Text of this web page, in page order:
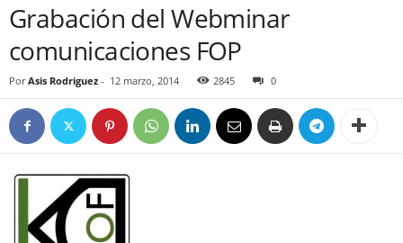
Grabación del Webminar
comunicaciones FOP
Por Asis Rodriguez - 12 marzo, 2014 2845 0